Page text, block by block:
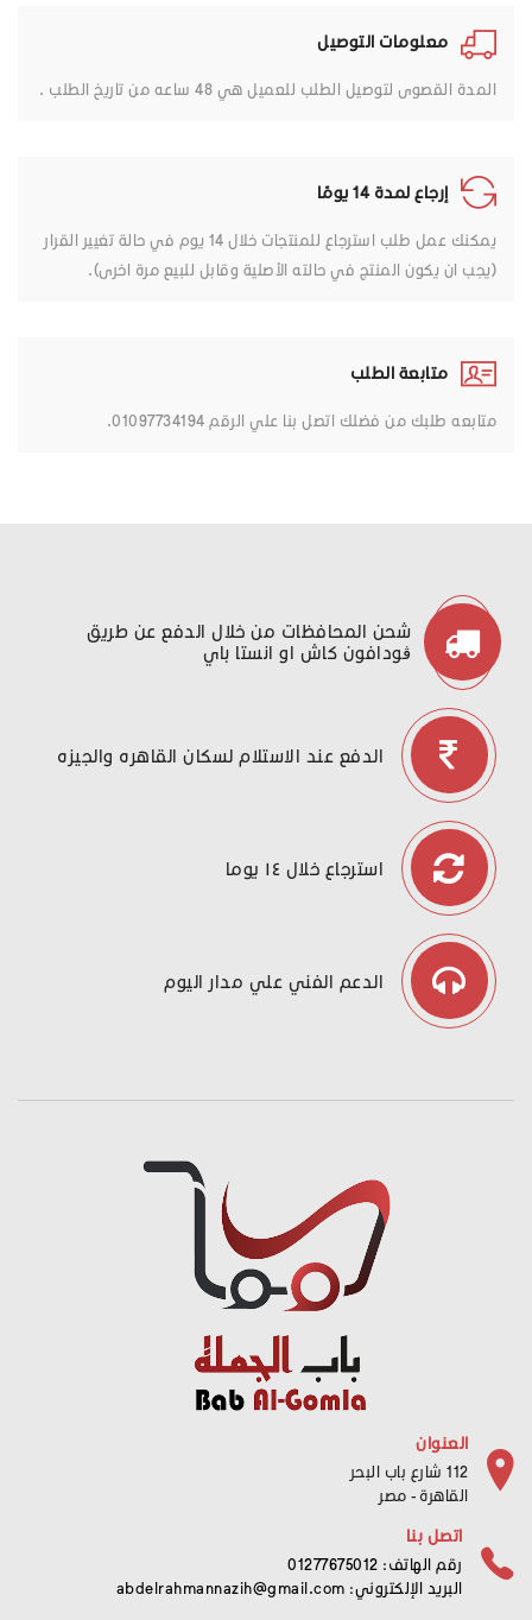
معلومات التوصيل
المدة القصوى لتوصيل الطلب للعميل هي 48 ساعه من تاريخ الطلب .
إرجاع لمدة 14 يومًا
يمكنك عمل طلب استرجاع للمنتجات خلال 14 يوم في حالة تغيير القرار
(يجب ان يكون المنتج في حالته الأصلية وقابل للبيع مرة اخرى).
متابعة الطلب
متابعه طلبك من فضلك اتصل بنا علي الرقم 01097734194.
شحن المحافظات من خلال الدفع عن طريق
ڤودافون كاش او انستا باي
الدفع عند الاستلام لسكان القاهره والجيزه
استرجاع خلال ١٤ يوما
الدعم الفني علي مدار اليوم
العنوان
112 شارع باب البحر
القاهرة - مصر
اتصل بنا
رقم الهاتف: 01277675012
البريد الإلكتروني: abdelrahmannazih@gmail.com